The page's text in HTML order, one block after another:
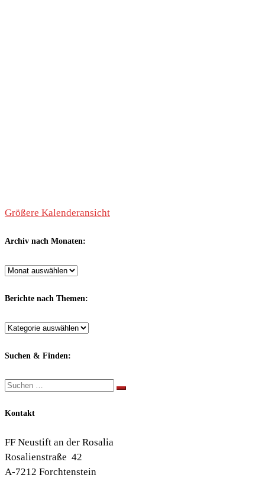
Größere Kalenderansicht
Archiv nach Monaten:
Archiv
Monaten:
Berichte nach Themen:
Berichte
Themen:
Suchen & Finden:
Suche
Suchen …
Kontakt
FF Neustift an der Rosalia
Rosalienstraße 42
A-7212 Forchtenstein